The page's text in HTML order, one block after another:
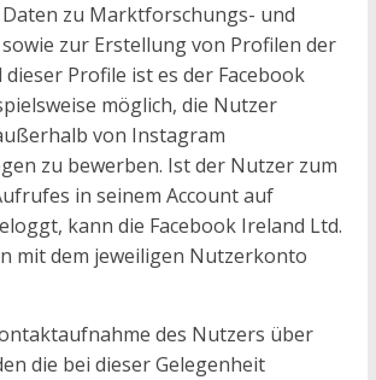
zu Marktforschungs- und
zur Erstellung von Profilen der
Profile ist es der Facebook
möglich, die Nutzer
von Instagram
zu bewerben. Ist der Nutzer zum
in seinem Account auf
kann die Facebook Ireland Ltd.
mit dem jeweiligen Nutzerkonto
des Nutzers über
die bei dieser Gelegenheit